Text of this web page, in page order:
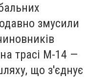
змусили
трасі М-14 —
що з'єднує